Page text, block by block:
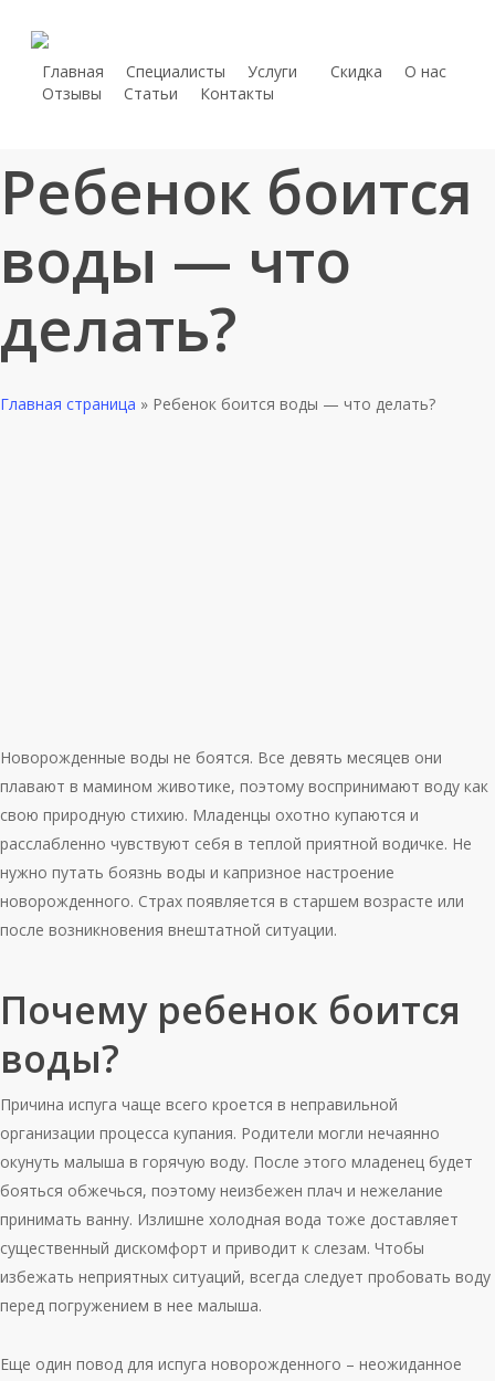
content
Главная Специалисты Услуги Скидка
О нас
Отзывы
Статьи Контакты
Ребенок боится
воды — что
делать?
Главная страница » Ребенок боится воды — что делать?
Новорожденные воды не боятся. Все девять месяцев они
плавают в мамином животике, поэтому воспринимают воду как
свою природную стихию. Младенцы охотно купаются и
расслабленно чувствуют себя в теплой приятной водичке. Не
нужно путать боязнь воды и капризное настроение
новорожденного. Страх появляется в старшем возрасте или
после возникновения внештатной ситуации.
Почему ребенок боится
воды?
Причина испуга чаще всего кроется в неправильной
организации процесса купания. Родители могли нечаянно
окунуть малыша в горячую воду. После этого младенец будет
бояться обжечься, поэтому неизбежен плач и нежелание
принимать ванну. Излишне холодная вода тоже доставляет
существенный дискомфорт и приводит к слезам. Чтобы
избежать неприятных ситуаций, всегда следует пробовать воду
перед погружением в нее малыша.
Еще один повод для испуга новорожденного – неожиданное